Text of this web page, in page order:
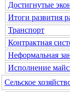
Достигнутые
Итоги развития
Транспорт
Контрактная
Неформальная
Исполнение
Сельское